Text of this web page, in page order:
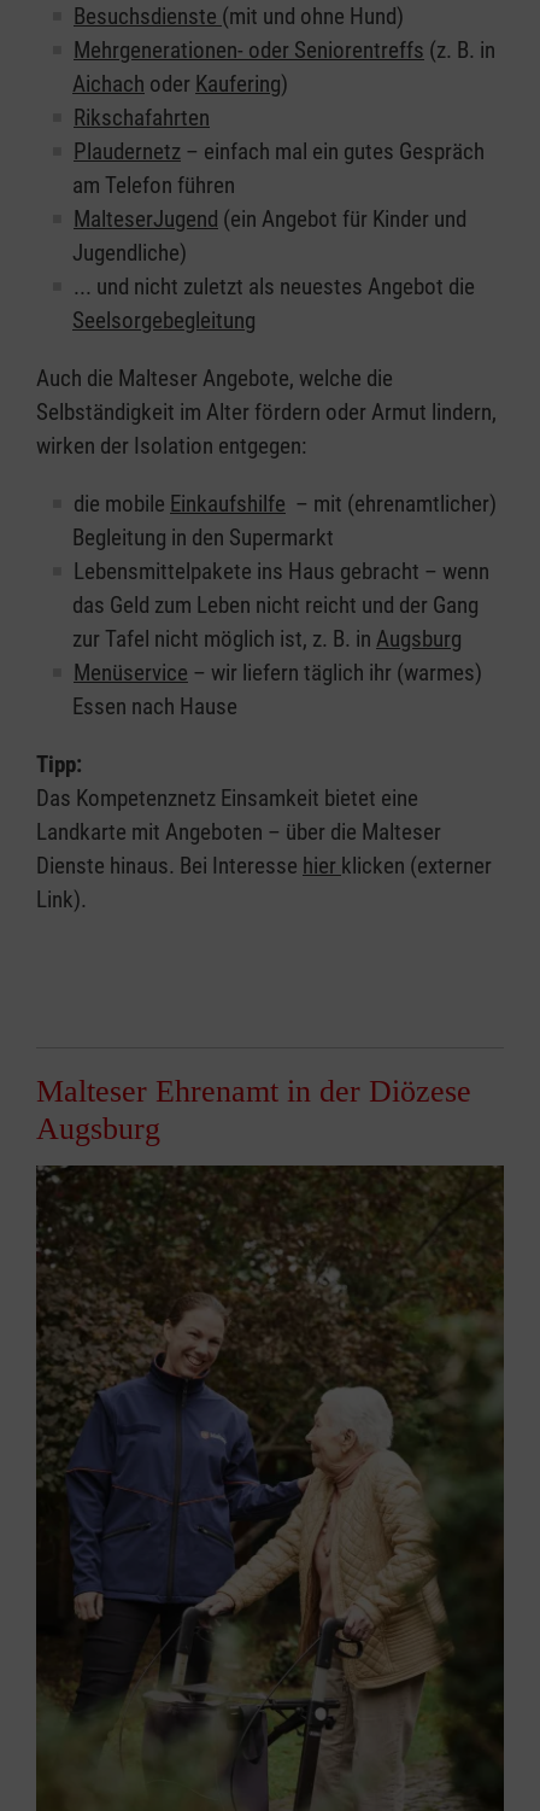
Besuchsdienste (mit und ohne Hund)
Mehrgenerationen- oder Seniorentreffs (z. B. in
Aichach oder Kaufering)
Rikschafahrten
Plaudernetz – einfach mal ein gutes Gespräch
am Telefon führen
MalteserJugend (ein Angebot für Kinder und
Jugendliche)
... und nicht zuletzt als neuestes Angebot die
Seelsorgebegleitung
Auch die Malteser Angebote, welche die
Selbständigkeit im Alter fördern oder Armut lindern,
wirken der Isolation entgegen:
die mobile Einkaufshilfe – mit (ehrenamtlicher)
Begleitung in den Supermarkt
Lebensmittelpakete ins Haus gebracht – wenn
das Geld zum Leben nicht reicht und der Gang
zur Tafel nicht möglich ist, z. B. in Augsburg
Menüservice – wir liefern täglich ihr (warmes)
Essen nach Hause
Tipp:
Das Kompetenznetz Einsamkeit bietet eine
Landkarte mit Angeboten – über die Malteser
Dienste hinaus. Bei Interesse hier klicken (externer
Link).
Malteser Ehrenamt in der Diözese
Augsburg